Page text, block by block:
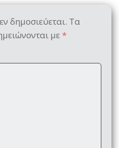
δημοσιεύεται. Τα
με *